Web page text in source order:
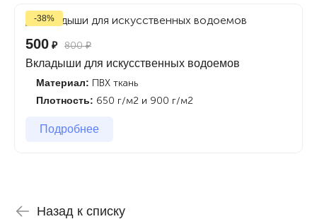
-38%
500 ₽ 800₽
Вкладыши для искусственных водоемов
Материал: ПВХ ткань
Плотность: 650 г/м2 и 900 г/м2
Подробнее
Назад к списку